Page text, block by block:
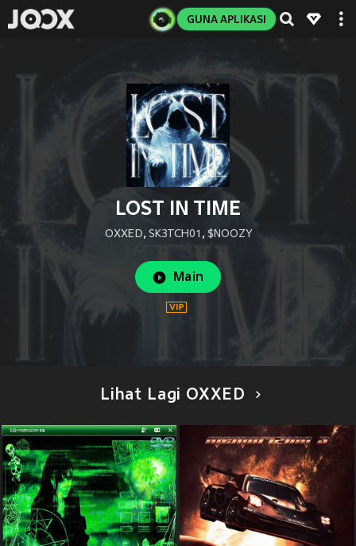
GUNA APLIKASI
LOST IN TIME
OXXED, SK3TCH01 , $NOOZY
Main
Lihat Lagi OXXED